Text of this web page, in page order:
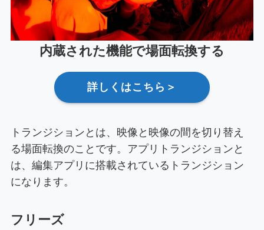
内蔵された機能で場面転換する
詳しくはこちら＞
トランジションとは、映像と映像の間を切り替え
る場面転換のことです。アプリトランジションと
は、編集アプリに搭載されているトランジション
になります。
フリーズ